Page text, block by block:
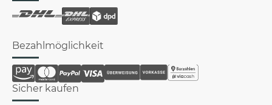
Bezahlmöglichkeit
Sicher kaufen